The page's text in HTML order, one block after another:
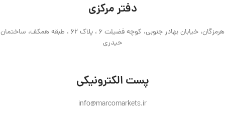
دفتر مرکزی
هرمزگان، خیابان بهادر جنوبی، کوچه فضیلت 6 ، پلاک 62 ، طبقه همکف، ساختمان
حیدری
پست الکترونیکی
info@marcomarkets.ir